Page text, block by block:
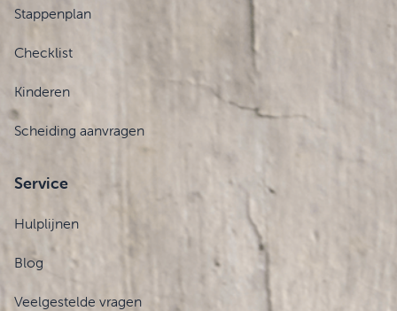
Stappenplan
Checklist
Kinderen
Scheiding aanvragen
Service
Hulplijnen
Blog
Veelgestelde vragen